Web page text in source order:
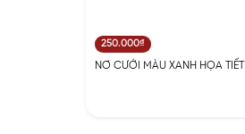
250.000₫
NƠ CƯỚI MÀU XANH HỌA TIẾT